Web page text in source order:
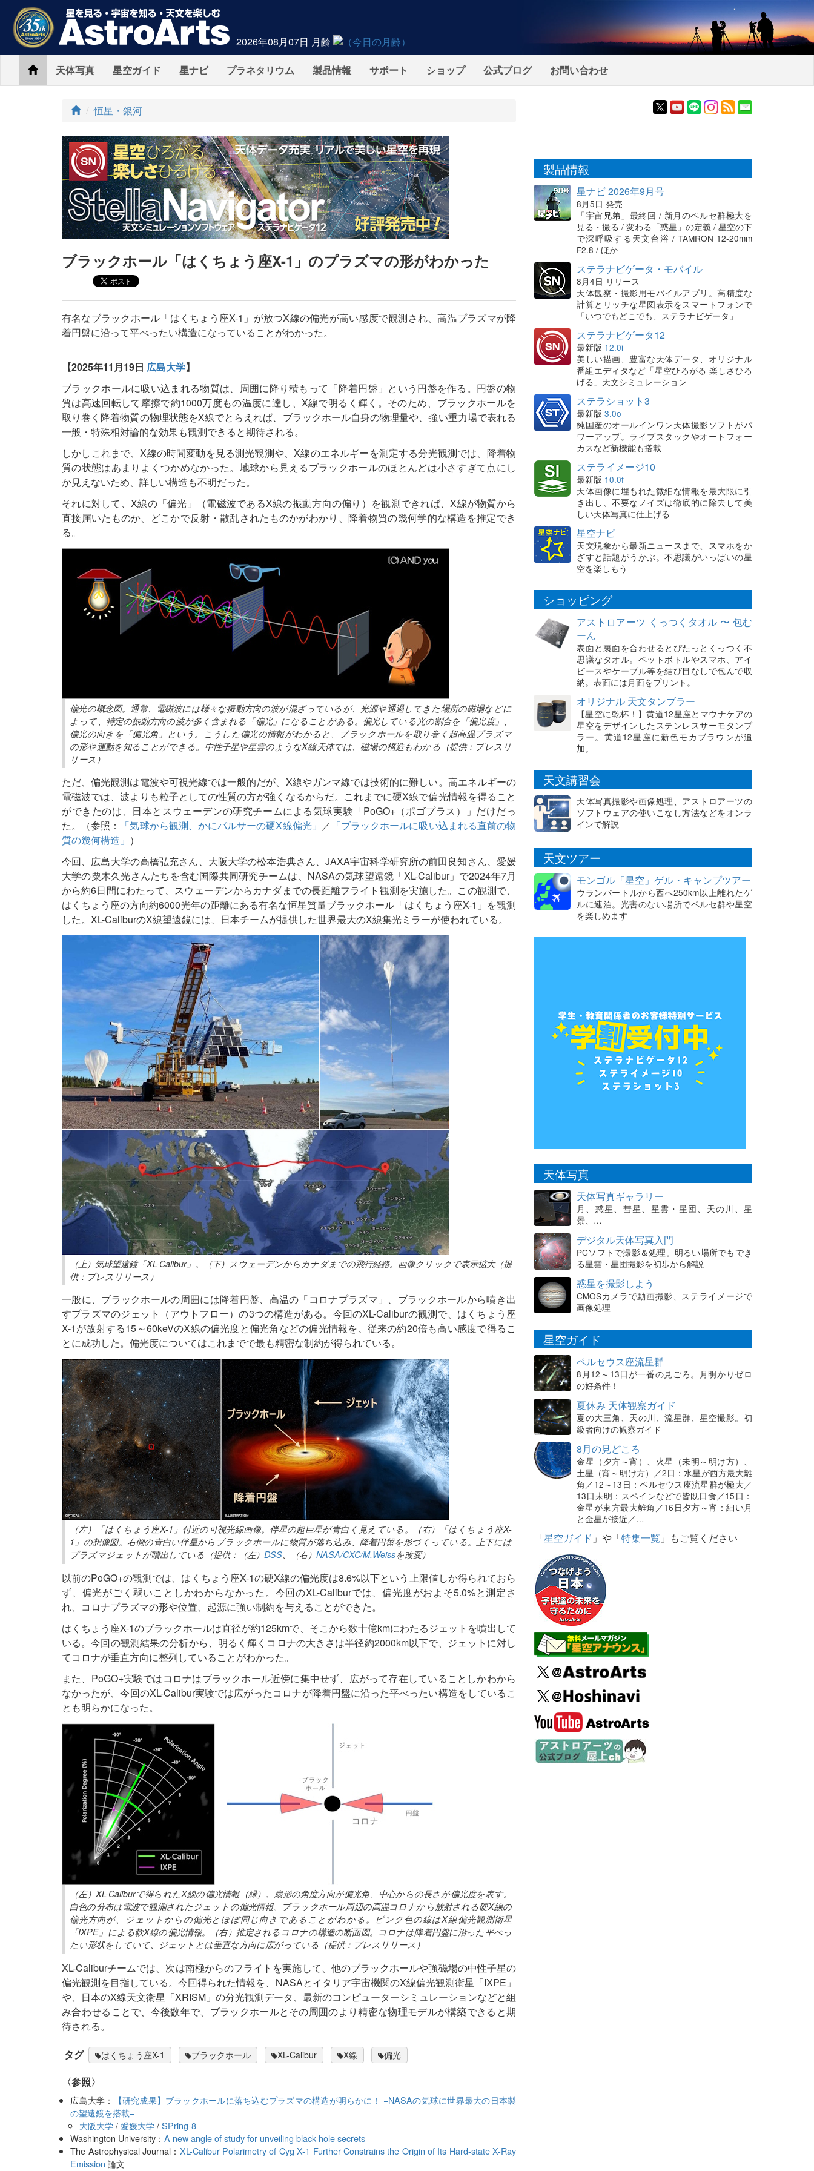
2026年08月07日 月齢
Home天体写真 星空ガイド 星ナビ プラネタリウム 製品情報 サポート ショップ 公式ブログ お問い合わせ
ト
プ
恒星・銀河
ブラックホール「はくちょう座X-1」のプラズマの形がわかった
有名なブラックホール「はくちょう座X-1」が放つX線の偏光が高い感度で観測され、高温プラズマが降
着円盤に沿って平べったい構造になっていることがわかった。
【2025年11月19日 広島大学】
ブラックホールに吸い込まれる物質は、周囲に降り積もって「降着円盤」という円盤を作る。円盤の物
質は高速回転して摩擦で約1000万度もの温度に達し、X線で明るく輝く。そのため、ブラックホールを
取り巻く降着物質の物理状態をX線でとらえれば、ブラックホール自身の物理量や、強い重力場で表れる
一般・特殊相対論的な効果も観測できると期待される。
しかしこれまで、X線の時間変動を見る測光観測や、X線のエネルギーを測定する分光観測では、降着物
質の状態はあまりよくつかめなかった。地球から見えるブラックホールのほとんどは小さすぎて点にし
か見えないため、詳しい構造も不明だった。
それに対して、X線の「偏光」（電磁波であるX線の振動方向の偏り）を観測できれば、X線が物質から
直接届いたものか、どこかで反射・散乱されたものかがわかり、降着物質の幾何学的な構造を推定でき
る。
偏光の概念図。通常、電磁波には様々な振動方向の波が混ざっているが、光源や通過してきた場所の磁場などに
よって、特定の振動方向の波が多く含まれる「偏光」になることがある。偏光している光の割合を「偏光度」、
偏光の向きを「偏光角」という。こうした偏光の情報がわかると、ブラックホールを取り巻く超高温プラズマ
の形や運動を知ることができる。中性子星や星雲のようなX線天体では、磁場の構造もわかる（提供：プレスリ
リース）
ただ、偏光観測は電波や可視光線では一般的だが、X線やガンマ線では技術的に難しい。高エネルギーの
電磁波では、波よりも粒子としての性質の方が強くなるからだ。これまでに硬X線で偏光情報を得ること
ができたのは、日本とスウェーデンの研究チームによる気球実験「PoGO+（ポゴプラス）」だけだっ
た。（参照：
「気球から観測、かにパルサーの硬X線偏光」 ／ 「ブラックホールに吸い込まれる直前の物
質の幾何構造」 ）
今回、広島大学の高橋弘充さん、大阪大学の松本浩典さん、JAXA宇宙科学研究所の前田良知さん、愛媛
大学の粟木久光さんたちを含む国際共同研究チームは、NASAの気球望遠鏡「XL-Calibur」で2024年7月
から約6日間にわたって、スウェーデンからカナダまでの長距離フライト観測を実施した。この観測で、
はくちょう座の方向約6000光年の距離にある有名な恒星質量ブラックホール「はくちょう座X-1」を観測
した。XL-CaliburのX線望遠鏡には、日本チームが提供した世界最大のX線集光ミラーが使われている。
（上）気球望遠鏡「XL-Calibur」。（下）スウェーデンからカナダまでの飛行経路。画像クリックで表示拡大（提
供：プレスリリース）
一般に、ブラックホールの周囲には降着円盤、高温の「コロナプラズマ」、ブラックホールから噴き出
すプラズマのジェット（アウトフロー）の3つの構造がある。今回のXL-Caliburの観測で、はくちょう座
X-1が放射する15～60keVのX線の偏光度と偏光角などの偏光情報を、従来の約20倍も高い感度で得るこ
とに成功した。偏光度についてはこれまでで最も精密な制約が得られている。
（左）「はくちょう座X-1」付近の可視光線画像。伴星の超巨星が青白く見えている。（右）「はくちょう座X-
1」の想像図。右側の青白い伴星からブラックホールに物質が落ち込み、降着円盤を形づくっている。上下には
プラズマジェットが噴出している（提供：（左）DSS、（右）NASA/CXC/M.Weissを改変）
以前のPoGO+の観測では、はくちょう座X-1の硬X線の偏光度は8.6%以下という上限値しか得られておら
ず、偏光がごく弱いことしかわからなかった。今回のXL-Caliburでは、偏光度がおよそ5.0%と測定さ
れ、コロナプラズマの形や位置、起源に強い制約を与えることができた。
はくちょう座X-1のブラックホールは直径が約125kmで、そこから数十億kmにわたるジェットを噴出して
いる。今回の観測結果の分析から、明るく輝くコロナの大きさは半径約2000km以下で、ジェットに対し
てコロナが垂直方向に整列していることがわかった。
また、PoGO+実験ではコロナはブラックホール近傍に集中せず、広がって存在していることしかわから
なかったが、今回のXL-Calibur実験では広がったコロナが降着円盤に沿った平べったい構造をしているこ
とも明らかになった。
（左）XL-Caliburで得られたX線の偏光情報（緑）。扇形の角度方向が偏光角、中心からの長さが偏光度を表す。
白色の分布は電波で観測されたジェットの偏光情報。ブラックホール周辺の高温コロナから放射される硬X線の
偏光方向が、ジェットからの偏光とほぼ同じ向きであることがわかる。ピンク色の線はX線偏光観測衛星
「IXPE」による軟X線の偏光情報。（右）推定されるコロナの構造の断面図。コロナは降着円盤に沿った平べっ
たい形状をしていて、ジェットとは垂直な方向に広がっている（提供：プレスリリース）
XL-Caliburチームでは、次は南極からのフライトを実施して、他のブラックホールや強磁場の中性子星の
偏光観測を目指している。今回得られた情報を、NASAとイタリア宇宙機関のX線偏光観測衛星「IXPE」
や、日本のX線天文衛星「XRISM」の分光観測データ、最新のコンピューターシミュレーションなどと組
み合わせることで、今後数年で、ブラックホールとその周囲のより精密な物理モデルが構築できると期
待される。
タグ はくちょう座X-1 ブラックホール XL-Calibur X線 偏光
〈参照〉
広島大学：
【研究成果】ブラックホールに落ち込むプラズマの構造が明らかに！ −NASAの気球に世界最大の日本製
の望遠鏡を搭載−
大阪大学/愛媛大学/SPring-8
Washington University：A new angle of study for unveiling black hole secrets
The Astrophysical Journal： XL-Calibur Polarimetry of Cyg X-1 Further Constrains the Origin of Its Hard-state X-Ray
Emission 論文
製品情報
星ナビ 2026年9月号
8月5日 発売
「宇宙兄弟」最終回 / 新月のペルセ群極大を
見る・撮る / 変わる「惑星」の定義 / 星空の下
で深呼吸する天文台浴 / TAMRON 12-20mm
F2.8 / ほか
ステラナビゲータ・モバイル
8月4日 リリース
天体観察・撮影用モバイルアプリ。高精度な
計算とリッチな星図表示をスマートフォンで
「いつでもどこでも、ステラナビゲータ」
ステラナビゲータ12
最新版 12.0i
美しい描画、豊富な天体データ、オリジナル
番組エディタなど「星空ひろがる 楽しさひろ
げる」天文シミュレーション
ステラショット3
最新版 3.0o
純国産のオールインワン天体撮影ソフトがパ
ワーアップ。ライブスタックやオートフォー
カスなど新機能も搭載
ステライメージ10
最新版 10.0f
天体画像に埋もれた微細な情報を最大限に引
き出し、不要なノイズは徹底的に除去して美
しい天体写真に仕上げる
星空ナビ
天文現象から最新ニュースまで、スマホをか
ざすと話題がうかぶ。不思議がいっぱいの星
空を楽しもう
ショッピング
アストロアーツ くっつくタオル 〜 包む
ーん
表面と裏面を合わせるとぴたっとくっつく不
思議なタオル。ペットボトルやスマホ、アイ
ピースやケーブル等を結び目なしで包んで収
納。表面には月面をプリント。
オリジナル 天文タンブラー
【星空に乾杯！】黄道12星座とマウナケアの
星空をデザインしたステンレスサーモタンブ
ラー。黄道12星座に新色モカブラウンが追
加。
天文講習会
天体写真撮影や画像処理、アストロアーツの
ソフトウェアの使いこなし方法などをオンラ
インで解説
天文ツアー
モンゴル「星空」ゲル・キャンプツアー
ウランバートルから西へ250km以上離れたゲ
ルに連泊。光害のない場所でペルセ群や星空
を楽しめます
天体写真
天体写真ギャラリー
月、惑星、彗星、星雲・星団、天の川、星
景、…
デジタル天体写真入門
PCソフトで撮影＆処理。明るい場所でもでき
る星雲・星団撮影を初歩から解説
惑星を撮影しよう
CMOSカメラで動画撮影、ステライメージで
画像処理
星空ガイド
ペルセウス座流星群
8月12～13日が一番の見ごろ。月明かりゼロ
の好条件！
夏休み 天体観察ガイド
夏の大三角、天の川、流星群、星空撮影。初
級者向けの観察ガイド
8月の見どころ
金星（夕方～宵）、火星（未明～明け方）、
土星（宵～明け方）／2日：水星が西方最大離
角／12～13日：ペルセウス座流星群が極大／
13日未明：スペインなどで皆既日食／15日：
金星が東方最大離角／16日夕方～宵：細い月
と金星が接近／…
「星空ガイド 」や「特集一覧 」もご覧ください